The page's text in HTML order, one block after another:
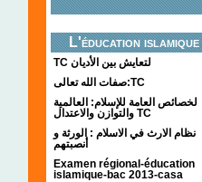
L'éducation islamique
TC لتعايش بين الأديان
صفات الله تعالى:TC
لخصائص العامة للإسلام: العالمية
والتوازن والاعتدال TC
نظام الارث في الاسلام : الورثة و
أنصبتهم
Examen régional-éducation
islamique-bac 2013-casa